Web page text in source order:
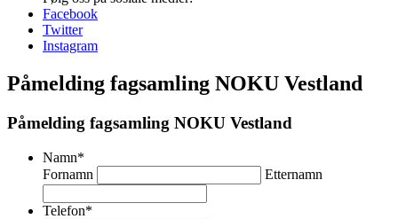
Facebook
Twitter
Instagram
Påmelding fagsamling NOKU Vestland
Påmelding fagsamling NOKU Vestland
Namn*
Fornamn
Etternamn
Telefon*